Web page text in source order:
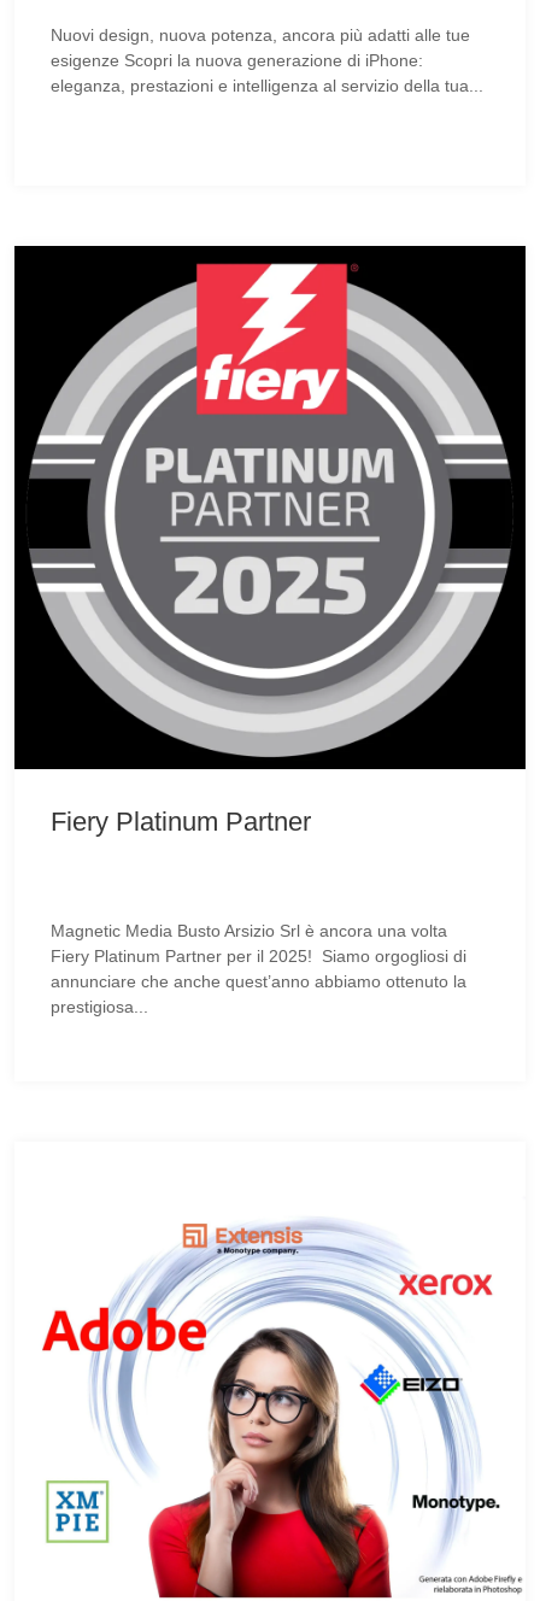
Nuovi design, nuova potenza, ancora più adatti alle tue
esigenze Scopri la nuova generazione di iPhone:
eleganza, prestazioni e intelligenza al servizio della tua...
Fiery Platinum Partner
Magnetic Media Busto Arsizio Srl è ancora una volta
Fiery Platinum Partner per il 2025! Siamo orgogliosi di
annunciare che anche quest’anno abbiamo ottenuto la
prestigiosa...